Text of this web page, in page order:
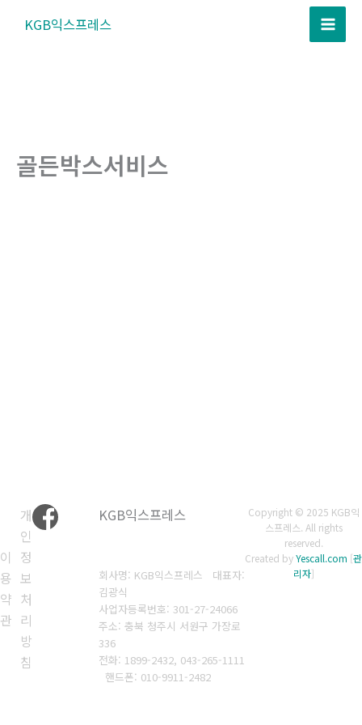
KGB익스프레스
골든박스서비스
이
용
약
관
개
인
정
보
처
리
방
침
KGB익스프레스
회사명: KGB익스프레스 대표자:
김광식
사업자등록번호: 301-27-24066
주소: 충북 청주시 서원구 가장로
336
전화: 1899-2432, 043-265-1111
핸드폰: 010-9911-2482
Copyright © 2025 KGB익
스프레스. All rights
reserved.
Created byYescall.com [관
리자]